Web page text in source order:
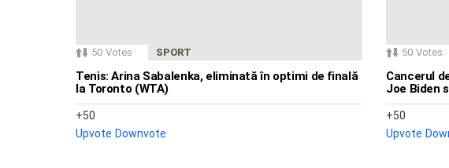
50 Votes SPORT
Tenis: Arina Sabalenka, eliminată în optimi de finală
la Toronto (WTA)
50
Upvote Downvote
50 Votes
Cancerul
Joe Biden
50
Upvote